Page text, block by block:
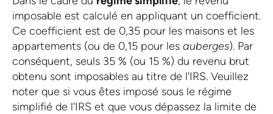
imposable est calculé en appliquant un coefficient.
Ce coefficient est de 0,35 pour les maisons et les
appartements (ou de 0,15 pour les auberges). Par
conséquent, seuls 35 % (ou 15 %) du revenu brut
obtenu sont imposables au titre de l'IRS. Veuillez
noter que si vous êtes imposé sous le régime
simplifié de l'IRS et que vous dépassez la limite de